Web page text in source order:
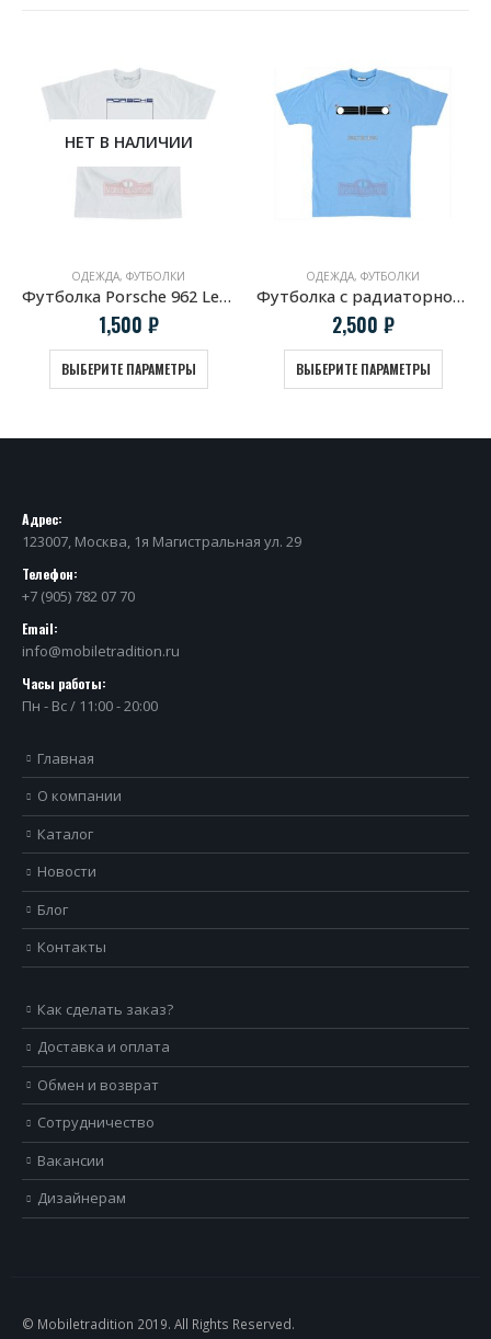
НЕТ В НАЛИЧИИ
ОДЕЖДА, ФУТБОЛКИ
Футболка Porsche 962 LeMans
1,500 ₽
ВЫБЕРИТЕ ПАРАМЕТРЫ
ОДЕЖДА, ФУТБОЛКИ
Футболка с радиаторной решеткой BMW 2002
2,500 ₽
ВЫБЕРИТЕ ПАРАМЕТРЫ
Адрес:
123007, Москва, 1я Магистральная ул. 29
Телефон:
+7 (905) 782 07 70
Email:
info@mobiletradition.ru
Часы работы:
Пн - Вс / 11:00 - 20:00
Главная
О компании
Каталог
Новости
Блог
Контакты
Как сделать заказ?
Доставка и оплата
Обмен и возврат
Сотрудничество
Вакансии
Дизайнерам
© Mobiletradition 2019. All Rights Reserved.